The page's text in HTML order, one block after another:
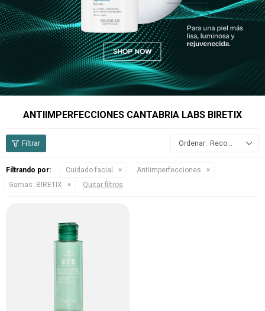
ANTIIMPERFECCIONES CANTABRIA LABS BIRETIX
Recomendados
Filtrando por: Cuidado facial
Antiimperfecciones
Gamas: BIRETIX Quitar filtros